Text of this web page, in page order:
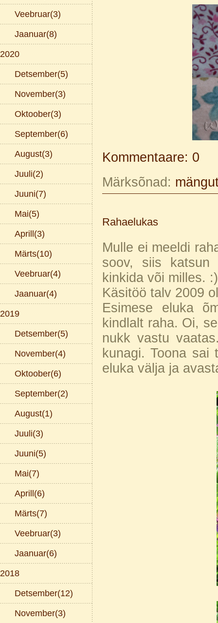
Veebruar(3)
Jaanuar(8)
2020
Detsember(5)
November(3)
Oktoober(3)
September(6)
August(3)
Juuli(2)
Juuni(7)
Mai(5)
Aprill(3)
Märts(10)
Veebruar(4)
Jaanuar(4)
2019
Detsember(5)
November(4)
Oktoober(6)
September(2)
August(1)
Juuli(3)
Juuni(5)
Mai(7)
Aprill(6)
Märts(7)
Veebruar(3)
Jaanuar(6)
2018
Detsember(12)
November(3)
Kommentaare: 0
Märksõnad:
Rahaelukas
Mulle ei meeldi
soov, siis katsun
kinkida või milles. :)
Käsitöö talv 2009
Esimese eluka
kindlalt raha. Oi,
nukk vastu
kunagi. Toona
eluka välja ja